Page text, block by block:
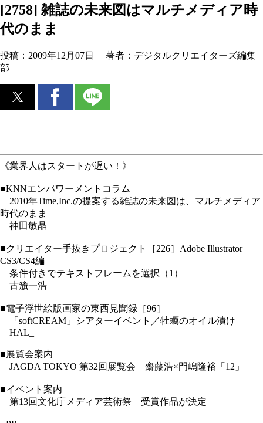
[2758] 雑誌の未来図はマルチメディア時
代のまま
投稿： 2009年12月07日 著者： デジタルクリエイターズ編集
部
《業界人はスタートが遅い！》
■KNNエンパワーメントコラム
2010年Time,Inc.の提案する雑誌の未来図は、マルチメディア
時代のまま
神田敏晶
■クリエイター手抜きプロジェクト［226］Adobe Illustrator
CS3/CS4編
条件付きでテキストフレームを選択（1）
古籏一浩
■電子浮世絵版画家の東西見聞録［96］
「softCREAM」シアターイベント／牡蠣のオイル漬け
HAL_
■展覧会案内
JAGDA TOKYO 第32回展覧会 齋藤浩×門嶋隆裕「12」
■イベント案内
第13回文化庁メディア芸術祭 受賞作品が決定